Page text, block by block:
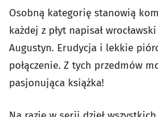
Osobną kategorię stanowią
każdej z płyt napisał
Augustyn. Erudycja i lekkie
połączenie. Z tych przedmów
pasjonująca książka!